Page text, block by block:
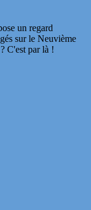
un regard
sur le Neuvième
C'est par là !